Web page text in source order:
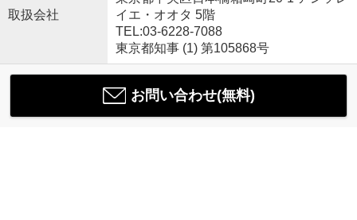
取扱会社
イエ・オオタ 5階
TEL:03-6228-7088
東京都知事 (1) 第105868号
お問い合わせ(無料)